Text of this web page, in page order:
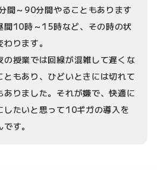
間～90分間やることもあります
間10時～15時など、その時の状
ります。
の授業では回線が混雑して遅くな
ともあり、ひどいときには切れて
ありました。それが嫌で、快適に
したいと思って10ギガの導入を
す。